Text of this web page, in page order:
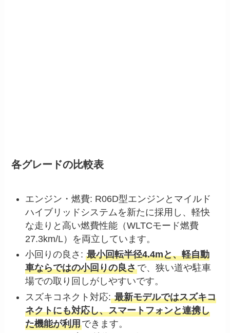
各グレードの比較表
エンジン・燃費: R06D型エンジンとマイルド
ハイブリッドシステムを新たに採用し、軽快
な走りと高い燃費性能（WLTCモード燃費
27.3km/L）を両立しています。
小回りの良さ:最小回転半径4.4mと、軽自動
車ならではの小回りの良さで、狭い道や駐車
場での取り回しがしやすいです。
スズキコネクト対応:最新モデルではスズキコ
ネクトにも対応し、スマートフォンと連携し
た機能が利用できます。